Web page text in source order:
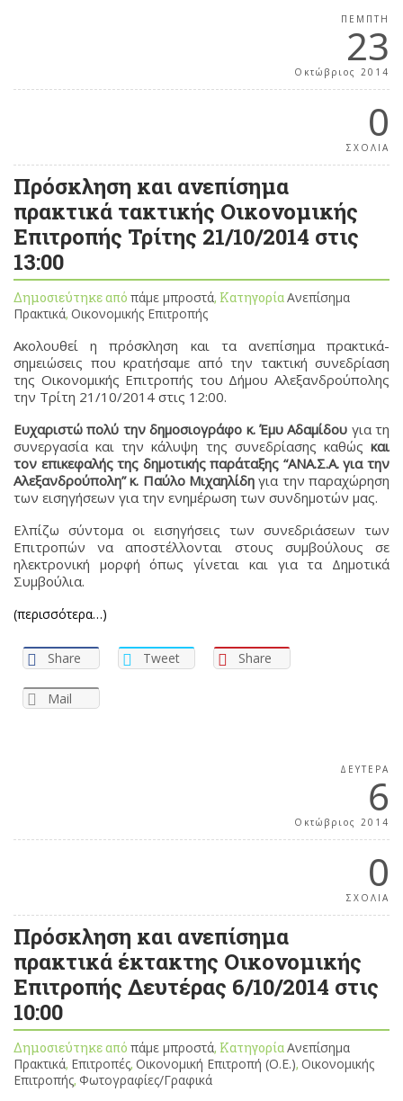
ΠΈΜΠΤΗ
23
Οκτώβριος 2014
0
ΣΧΟΛΙΑ
Πρόσκληση και ανεπίσημα
πρακτικά τακτικής Οικονομικής
Επιτροπής Τρίτης 21/10/2014 στις
13:00
Δημοσιεύτηκε από πάμε μπροστά, ΚατηγορίαΑνεπίσημα
Πρακτικά, Οικονομικής Επιτροπής
Ακολουθεί η πρόσκληση και τα ανεπίσημα πρακτικά-
σημειώσεις που κρατήσαμε από την τακτική συνεδρίαση
της Οικονομικής Επιτροπής του Δήμου Αλεξανδρούπολης
την Τρίτη 21/10/2014 στις 12:00.
Ευχαριστώ πολύ την δημοσιογράφο κ. Έμυ Αδαμίδου για τη
συνεργασία και την κάλυψη της συνεδρίασης καθώς και
τον επικεφαλής της δημοτικής παράταξης “ΑΝΑ.Σ.Α. για την
Αλεξανδρούπολη” κ. Παύλο Μιχαηλίδη για την παραχώρηση
των εισηγήσεων για την ενημέρωση των συνδημοτών μας.
Ελπίζω σύντομα οι εισηγήσεις των συνεδριάσεων των
Επιτροπών να αποστέλλονται στους συμβούλους σε
ηλεκτρονική μορφή όπως γίνεται και για τα Δημοτικά
Συμβούλια.
(περισσότερα…)
Share Tweet Share
Mail
ΔΕΥΤΈΡΑ
6
Οκτώβριος 2014
0
ΣΧΟΛΙΑ
Πρόσκληση και ανεπίσημα
πρακτικά έκτακτης Οικονομικής
Επιτροπής Δευτέρας 6/10/2014 στις
10:00
Δημοσιεύτηκε από πάμε μπροστά, ΚατηγορίαΑνεπίσημα
Πρακτικά, Επιτροπές, Οικονομική Επιτροπή (Ο.Ε.), Οικονομικής
Επιτροπής, Φωτογραφίες/Γραφικά